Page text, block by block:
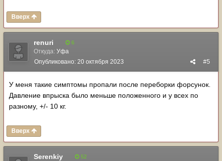
Вверх
renuri 6
Откуда: Уфа
#5
Опубликовано: 20 октября 2023
У меня такие симптомы пропали после переборки форсунок.
Давление впрыска было меньше положенного и у всех по
разному, +/- 10 кг.
Вверх
Serenkiy 52